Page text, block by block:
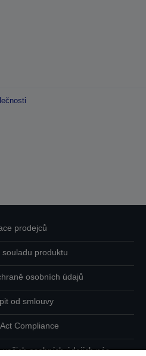
prodejců
souladu produktu
osobních údajů
od smlouvy
Compliance
osobních údajích nás